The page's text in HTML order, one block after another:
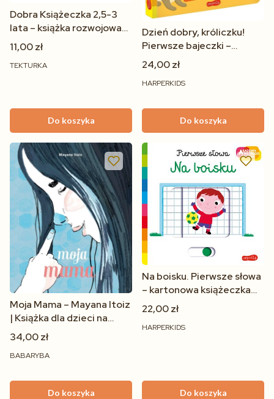
Dobra Książeczka 2,5-3
lata – książka rozwojowa
dla dzieci 30-36 miesięcy
11,00 zł
TEKTURKA
Do koszyka
Dzień dobry, króliczku!
Pierwsze bajeczki –
książeczka dla dzieci 1+ |
Akademia Mądrego
Dziecka
24,00 zł
HARPERKIDS
Do koszyka
Moja Mama – Mayana Itoiz
| Książka dla dzieci na
dobranoc 18m+
34,00 zł
BABARYBA
Do koszyka
Na boisku. Pierwsze słowa
– kartonowa książeczka
edukacyjna dla dzieci 1+
22,00 zł
HARPERKIDS
Do koszyka